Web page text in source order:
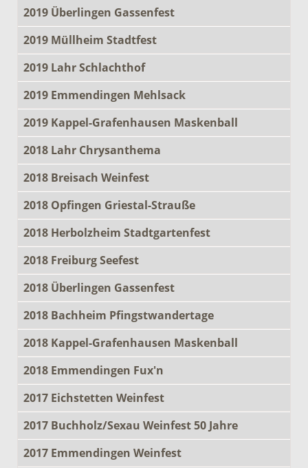
2019 Überlingen Gassenfest
2019 Müllheim Stadtfest
2019 Lahr Schlachthof
2019 Emmendingen Mehlsack
2019 Kappel-Grafenhausen Maskenball
2018 Lahr Chrysanthema
2018 Breisach Weinfest
2018 Opfingen Griestal-Strauße
2018 Herbolzheim Stadtgartenfest
2018 Freiburg Seefest
2018 Überlingen Gassenfest
2018 Bachheim Pfingstwandertage
2018 Kappel-Grafenhausen Maskenball
2018 Emmendingen Fux'n
2017 Eichstetten Weinfest
2017 Buchholz/Sexau Weinfest 50 Jahre
2017 Emmendingen Weinfest